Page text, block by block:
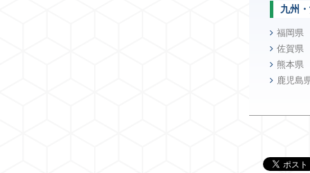
九州
福岡県
佐賀県
熊本県
鹿児島